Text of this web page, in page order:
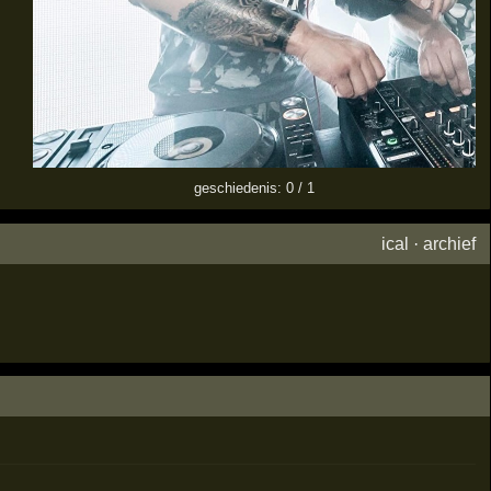
geschiedenis: 0 / 1
ical ·archief